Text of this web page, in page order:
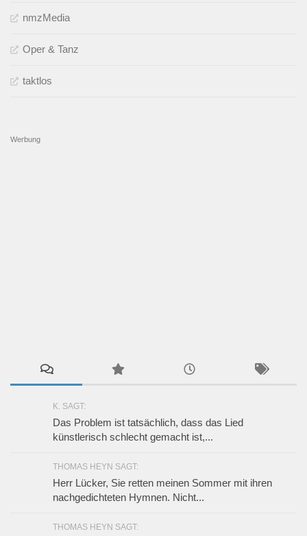
nmzMedia
Oper & Tanz
taktlos
Werbung
K. SAGT:
Das Problem ist tatsächlich, dass das Lied
künstlerisch schlecht gemacht ist,...
THOMAS HEYN SAGT:
Herr Lücker, Sie retten meinen Sommer mit ihren
nachgedichteten Hymnen. Nicht...
THOMAS HEYN SAGT: